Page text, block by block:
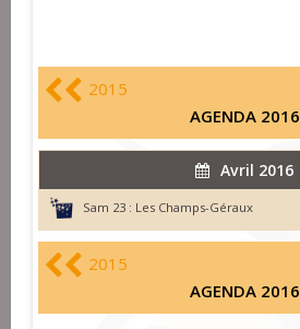
2015
AGENDA 2016
Avril 2016
Sam 23 : Les Champs-Géraux
2015
AGENDA 2016